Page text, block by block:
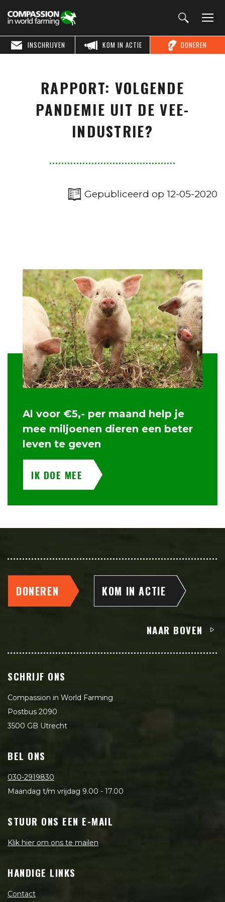
DONEREN
KOM IN ACTIE
INSCHRIJVEN
RAPPORT: VOLGENDE
PANDEMIE UIT DE VEE-
INDUSTRIE?
Gepubliceerd op 12-05-2020
Al voor €5,- per maand help je
mee miljoenen dieren een beter
leven te geven
IK DOE MEE
DONEREN KOM IN ACTIE
NAAR BOVEN
SCHRIJF ONS
Compassion in World Farming
Postbus 2090
3500 GB Utrecht
BEL ONS
030-2919830
Maandag t/m vrijdag 9.00 - 17.00
STUUR ONS EEN E-MAIL
Klik hier om ons te mailen
HANDIGE LINKS
Contact